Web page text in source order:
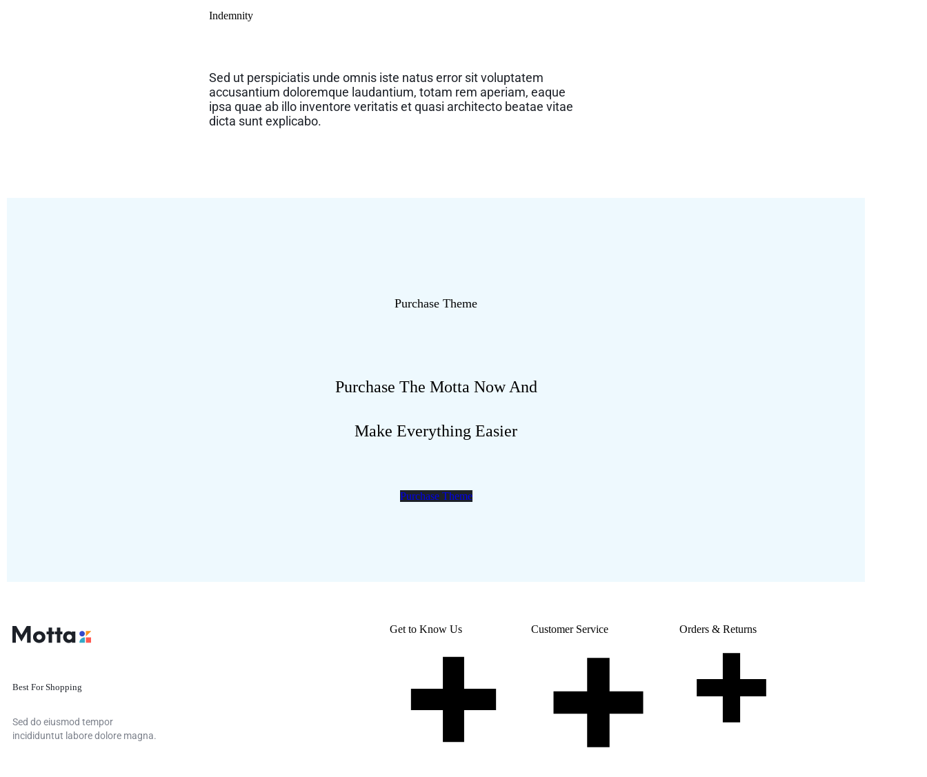
Indemnity
Sed ut perspiciatis unde omnis iste natus error sit voluptatem
accusantium doloremque laudantium, totam rem aperiam, eaque
ipsa quae ab illo inventore veritatis et quasi architecto beatae vitae
dicta sunt explicabo.
Purchase Theme
Purchase The Motta Now And
Make Everything Easier
Purchase Theme
Best For Shopping
Sed do eiusmod tempor
incididuntut labore dolore magna.
Get to Know Us Customer Service Orders & Returns